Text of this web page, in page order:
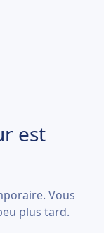
est
Vous
plus tard.